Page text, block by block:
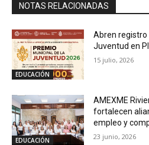
NOTAS RELACIONADAS
EDUCACIÓN
Abren registro
Juventud en
15 julio, 2026
EDUCACIÓN
AMEXME
fortalecen
empleo y
23 junio, 2026